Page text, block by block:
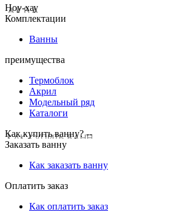
Hoy-хау
Комплектации
Ванны
преимущества
Термоблок
Акрил
Модельный ряд
Каталоги
Как купить ванну? --
Заказать ванну
Как заказать ванну
Оплатить заказ
Как оплатить заказ